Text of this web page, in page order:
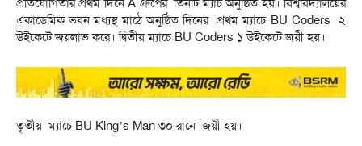
প্রতিযোগিতার প্রথম দিনে A গ্রুপের তিনটি ম্যাচ অনুষ্ঠিত হয়। বিশ্ববিদ্যালয়ের
একাডেমিক ভবন মধ্যস্থ মাঠে অনুষ্ঠিত দিনের প্রথম ম্যাচে BU Coders ২
উইকেটে জয়লাভ করে। দ্বিতীয় ম্যাচে BU Coders ১ উইকেটে জয়ী হয়।
তৃতীয় ম্যাচে BU King’s Man ৩০ রানে জয়ী হয়।